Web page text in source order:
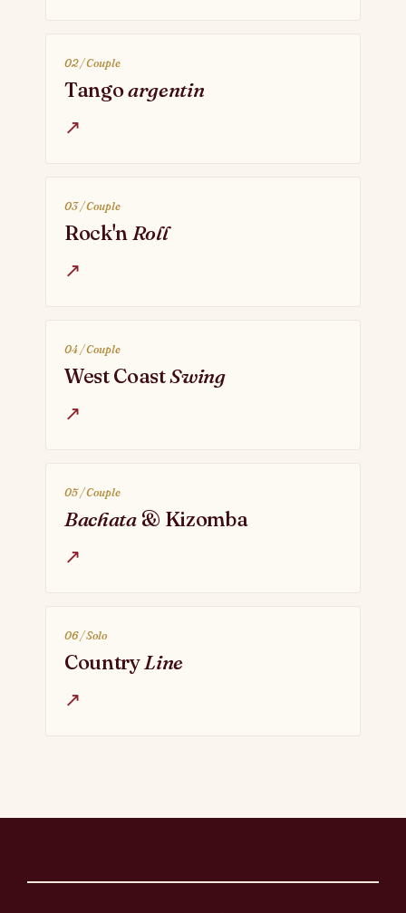
02 / Couple
Tangoargentin
↗
03 / Couple
Rock'n Roll
↗
04 / Couple
West CoastSwing
↗
05 / Couple
Bachata& Kizomba
↗
06 / Solo
CountryLine
↗